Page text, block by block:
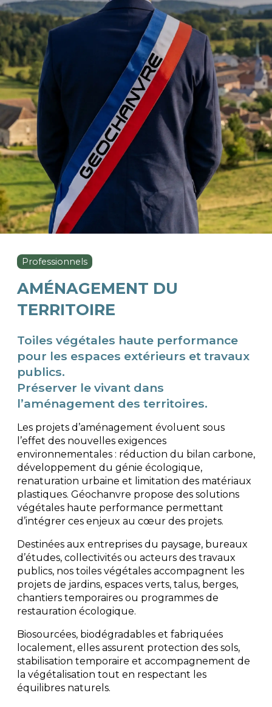
Professionnels
AMÉNAGEMENT DU
TERRITOIRE
Toiles végétales haute performance
pour les espaces extérieurs et travaux
publics.
Préserver le vivant dans
l’aménagement des territoires.
Les projets d’aménagement évoluent sous
l’effet des nouvelles exigences
environnementales : réduction du bilan carbone,
développement du génie écologique,
renaturation urbaine et limitation des matériaux
plastiques. Géochanvre propose des solutions
végétales haute performance permettant
d’intégrer ces enjeux au cœur des projets.
Destinées aux entreprises du paysage, bureaux
d’études, collectivités ou acteurs des travaux
publics, nos toiles végétales accompagnent les
projets de jardins, espaces verts, talus, berges,
chantiers temporaires ou programmes de
restauration écologique.
Biosourcées, biodégradables et fabriquées
localement, elles assurent protection des sols,
stabilisation temporaire et accompagnement de
la végétalisation tout en respectant les
équilibres naturels.